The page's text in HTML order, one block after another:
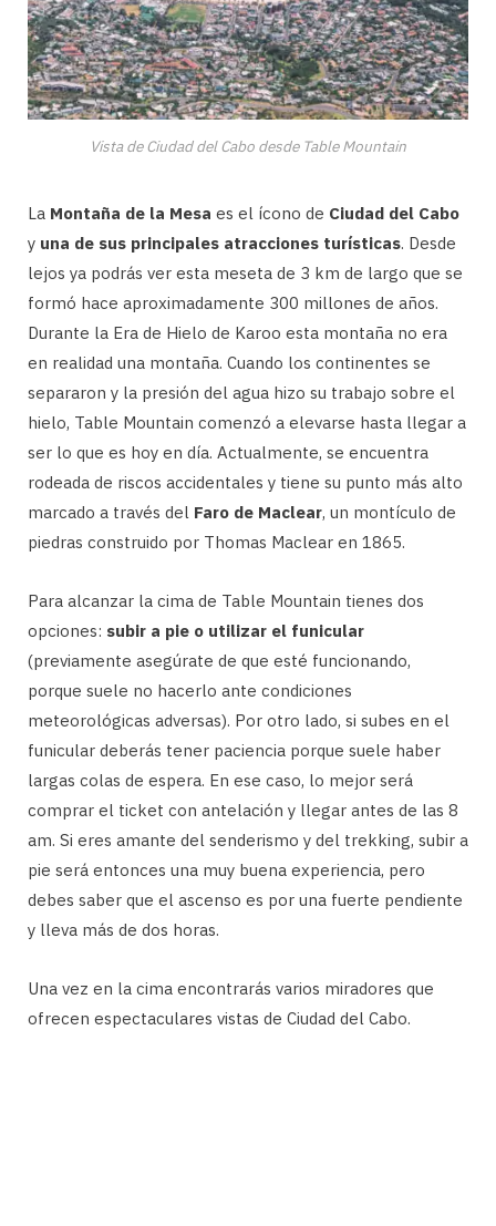
Vista de Ciudad del Cabo desde Table Mountain
La Montaña de la Mesa es el ícono de Ciudad del Cabo
y una de sus principales atracciones turísticas. Desde
lejos ya podrás ver esta meseta de 3 km de largo que se
formó hace aproximadamente 300 millones de años.
Durante la Era de Hielo de Karoo esta montaña no era
en realidad una montaña. Cuando los continentes se
separaron y la presión del agua hizo su trabajo sobre el
hielo, Table Mountain comenzó a elevarse hasta llegar a
ser lo que es hoy en día. Actualmente, se encuentra
rodeada de riscos accidentales y tiene su punto más alto
marcado a través del Faro de Maclear, un montículo de
piedras construido por Thomas Maclear en 1865.
Para alcanzar la cima de Table Mountain tienes dos
opciones: subir a pie o utilizar el funicular
(previamente asegúrate de que esté funcionando,
porque suele no hacerlo ante condiciones
meteorológicas adversas). Por otro lado, si subes en el
funicular deberás tener paciencia porque suele haber
largas colas de espera. En ese caso, lo mejor será
comprar el ticket con antelación y llegar antes de las 8
am. Si eres amante del senderismo y del trekking, subir a
pie será entonces una muy buena experiencia, pero
debes saber que el ascenso es por una fuerte pendiente
y lleva más de dos horas.
Una vez en la cima encontrarás varios miradores que
ofrecen espectaculares vistas de Ciudad del Cabo.